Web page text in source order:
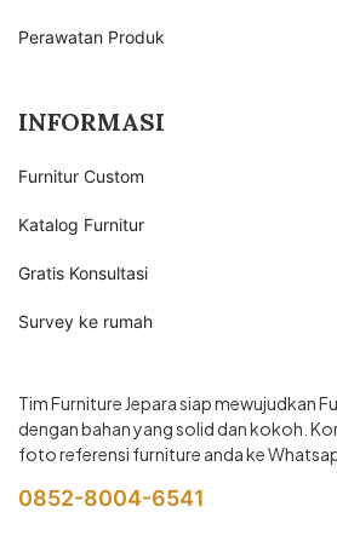
Perawatan Produk
INFORMASI
Furnitur Custom
Katalog Furnitur
Gratis Konsultasi
Survey ke rumah
Tim Furniture Jepara siap mewujudkan
dengan bahan yang solid dan kokoh.
foto referensi furniture anda ke
0852-8004-6541